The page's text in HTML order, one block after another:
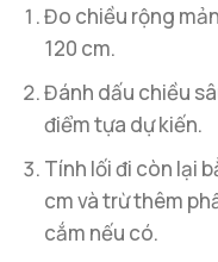
Đo chiều rộng
120 cm.
Đánh dấu chiều
điểm tựa dự kiến.
Tính lối đi còn lại
cm và trừ thêm
cắm nếu có.